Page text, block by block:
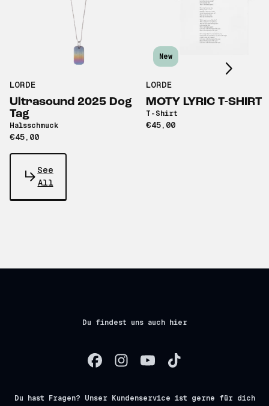
LORDE
Ultrasound 2025 Dog
Tag
Halsschmuck
€45,00
New
LORDE
MOTY LYRIC T-SHIRT
T-Shirt
€45,00
Scroll right
See
All
Du findest uns auch hier
Du hast Fragen? Unser Kundenservice ist gerne für dich